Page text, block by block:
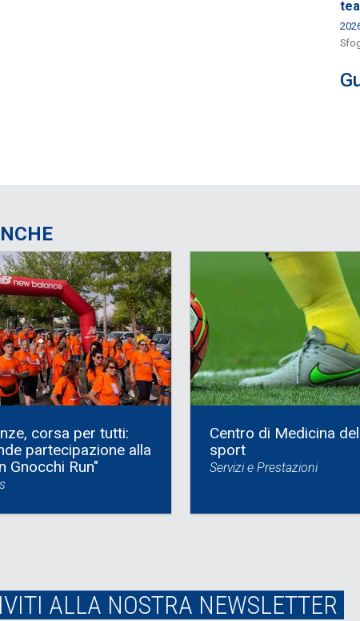
corsa per tutti:
partecipazione alla
Gnocchi Run"
Centro di Medicina
sport
Servizi e Prestazioni
ALLA NOSTRA NEWSLETTER